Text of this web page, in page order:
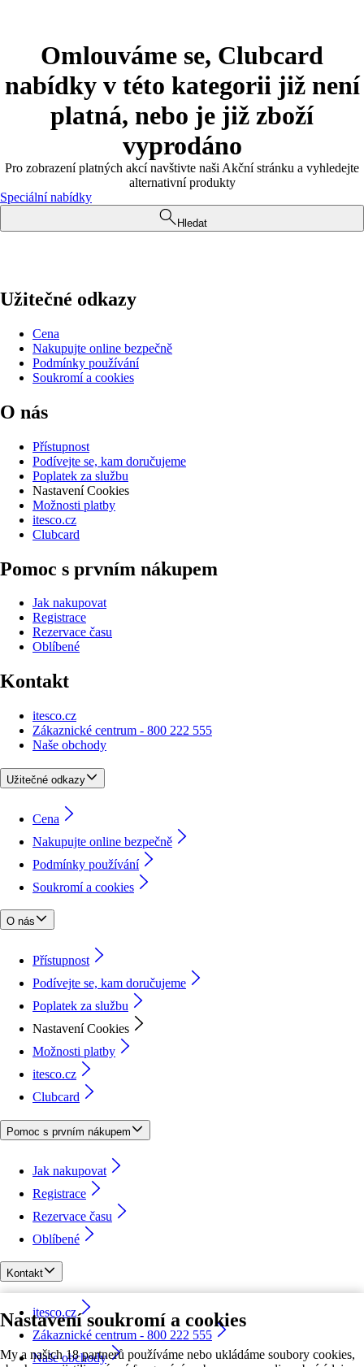
Nastavení soukromí a cookies
My a našich 18 partnerů používáme nebo ukládáme soubory cookies,
Omlouváme se, Clubcard
nabídky v této kategorii již není
platná, nebo je již zboží
vyprodáno
Pro zobrazení platných akcí navštivte naši Akční stránku a vyhledejte
alternativní produkty
Speciální nabídky
Hledat
Užitečné odkazy
Cena
Nakupujte online bezpečně
Podmínky používání
Soukromí a cookies
O nás
Přístupnost
Podívejte se, kam doručujeme
Poplatek za službu
Nastavení Cookies
Možnosti platby
itesco.cz
Clubcard
Pomoc s prvním nákupem
Jak nakupovat
Registrace
Rezervace času
Oblíbené
Kontakt
itesco.cz
Zákaznické centrum - 800 222 555
Naše obchody
Užitečné odkazy
Cena
Nakupujte online bezpečně
Podmínky používání
Soukromí a cookies
O nás
Přístupnost
Podívejte se, kam doručujeme
Poplatek za službu
Nastavení Cookies
Možnosti platby
itesco.cz
Clubcard
Pomoc s prvním nákupem
Jak nakupovat
Registrace
Rezervace času
Oblíbené
Kontakt
itesco.cz
Zákaznické centrum - 800 222 555
Naše obchody